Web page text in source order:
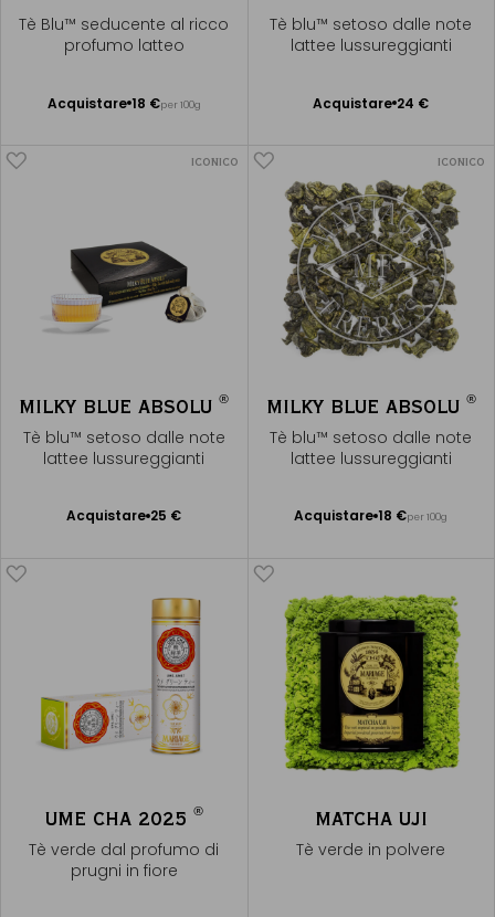
Tè Blu™ seducente al ricco
profumo latteo
Acquistare 18 €per 100g
Aggiungere
Tè blu™ setoso dalle note
lattee lussureggianti
Acquistare 24 €
Aggiungere
ICONICO
MILKY BLUE ABSOLU®
Tè blu™ setoso dalle note
lattee lussureggianti
Acquistare 25 €
Aggiungere
ICONICO
MILKY BLUE ABSOLU ®
Tè blu™ setoso dalle note
lattee lussureggianti
Acquistare 18 €per 100g
Aggiungere
UME CHA 2025 ®
Tè verde dal profumo di
prugni in fiore
MATCHA UJI
Tè verde in polvere